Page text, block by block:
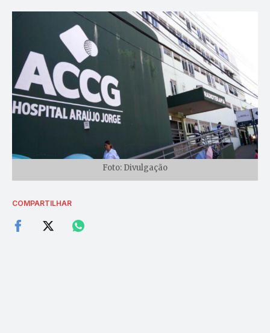
Foto: Divulgação
COMPARTILHAR